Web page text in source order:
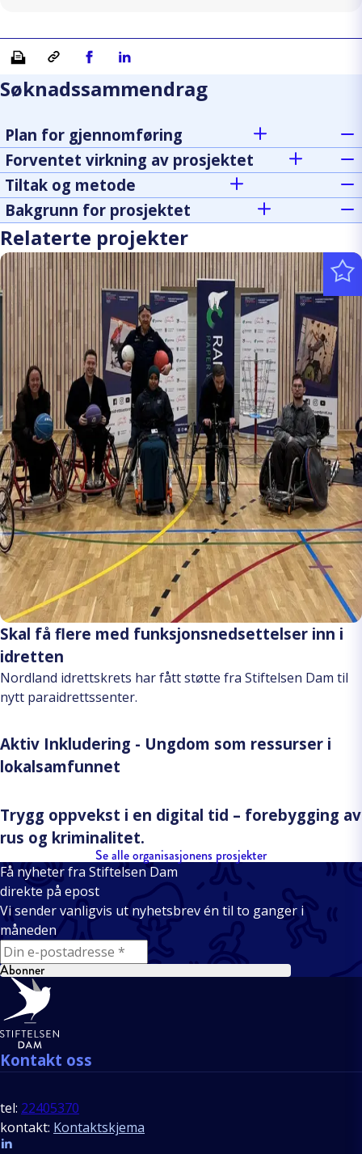
Skriv ut Kopiera länkDel på Facebook
Del på Linkedin
Søknadssammendrag
Plan for gjennomføring
Forventet virkning av prosjektet
Tiltak og metode
Bakgrunn for prosjektet
Relaterte projekter
Skal få flere med funksjonsnedsettelser inn i
idretten
Nordland idrettskrets har fått støtte fra Stiftelsen Dam til
nytt paraidrettssenter.
Aktiv Inkludering - Ungdom som ressurser i
lokalsamfunnet
Trygg oppvekst i en digital tid – forebygging av
rus og kriminalitet.
Se alle organisasjonens prosjekter
Få nyheter fra Stiftelsen Dam
direkte på epost
Vi sender vanligvis ut nyhetsbrev én til to ganger i
måneden
E-mail
Abonner
Bunntekst
Kontakt oss
tel: 22405370
kontakt: Kontaktskjema
Follow us